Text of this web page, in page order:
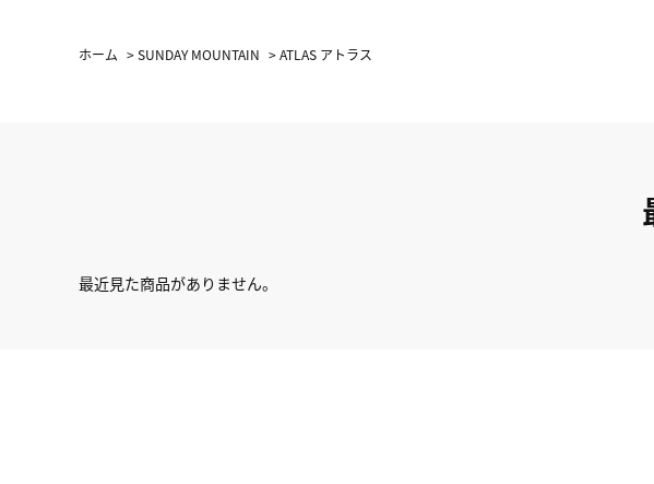
ホーム >SUNDAY MOUNTAIN >ATLAS アトラス
最近見た商品がありません。